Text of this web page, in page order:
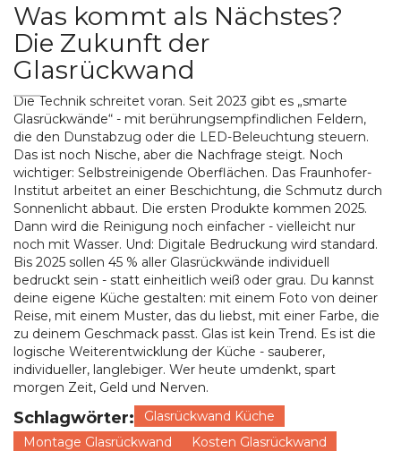
Was kommt als Nächstes?
Die Zukunft der
Glasrückwand
Die Technik schreitet voran. Seit 2023 gibt es „smarte
Glasrückwände“ - mit berührungsempfindlichen Feldern,
die den Dunstabzug oder die LED-Beleuchtung steuern.
Das ist noch Nische, aber die Nachfrage steigt. Noch
wichtiger: Selbstreinigende Oberflächen. Das Fraunhofer-
Institut arbeitet an einer Beschichtung, die Schmutz durch
Sonnenlicht abbaut. Die ersten Produkte kommen 2025.
Dann wird die Reinigung noch einfacher - vielleicht nur
noch mit Wasser. Und: Digitale Bedruckung wird standard.
Bis 2025 sollen 45 % aller Glasrückwände individuell
bedruckt sein - statt einheitlich weiß oder grau. Du kannst
deine eigene Küche gestalten: mit einem Foto von deiner
Reise, mit einem Muster, das du liebst, mit einer Farbe, die
zu deinem Geschmack passt. Glas ist kein Trend. Es ist die
logische Weiterentwicklung der Küche - sauberer,
individueller, langlebiger. Wer heute umdenkt, spart
morgen Zeit, Geld und Nerven.
Schlagwörter:
Glasrückwand Küche
Montage Glasrückwand
Kosten Glasrückwand